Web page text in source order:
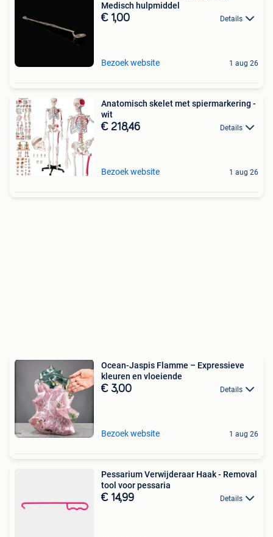
Medisch hulpmiddel
€ 1,00 Details
Bezoek website 1 aug 26
Anatomisch skelet met spiermarkering -
wit
€ 218,46 Details
Bezoek website 1 aug 26
Ocean-Jaspis Flamme – Expressieve
kleuren en vloeiende
€ 3,00 Details
Bezoek website 1 aug 26
Pessarium Verwijderaar Haak - Removal
tool voor pessaria
€ 14,99 Details